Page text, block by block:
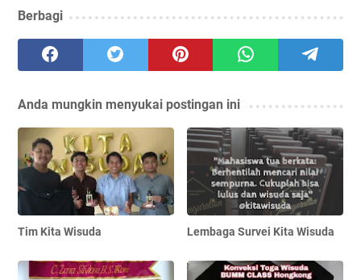
Berbagi
Anda mungkin menyukai postingan ini
Tim Kita Wisuda Lembaga Survei Kita Wisuda